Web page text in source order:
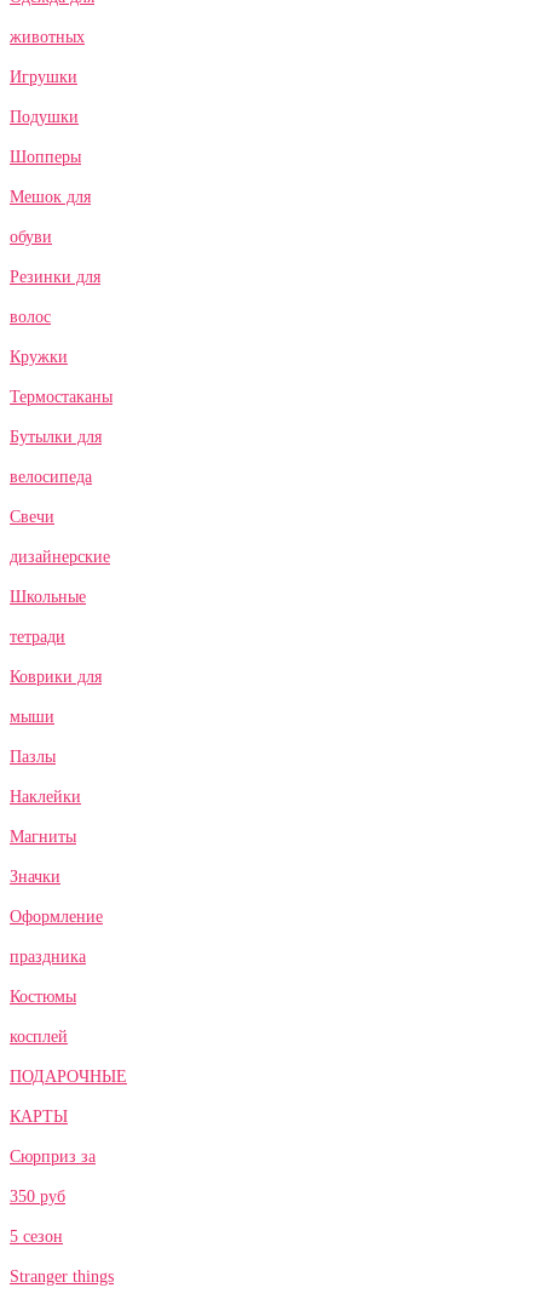
животных
Игрушки
Подушки
Шопперы
Мешок для
обуви
Резинки для
волос
Кружки
Термостаканы
Бутылки для
велосипеда
Свечи
дизайнерские
Школьные
тетради
Коврики для
мыши
Пазлы
Наклейки
Магниты
Значки
Оформление
праздника
Костюмы
косплей
ПОДАРОЧНЫЕ
КАРТЫ
Сюрприз за
350 руб
5 сезон
Stranger things